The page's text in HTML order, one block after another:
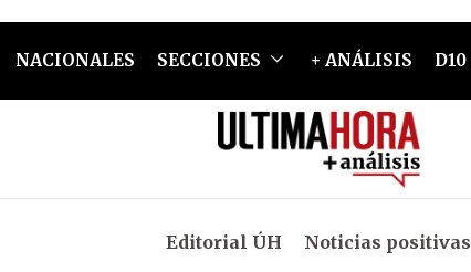
NACIONALES SECCIONES + ANÁLISIS D10
Editorial ÚH Noticias positivas